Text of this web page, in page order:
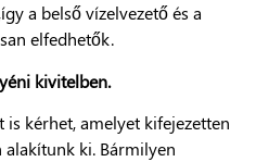
a belső vízelvezető és a
elfedhetők.
kivitelben.
kérhet, amelyet kifejezetten
alakítunk ki. Bármilyen